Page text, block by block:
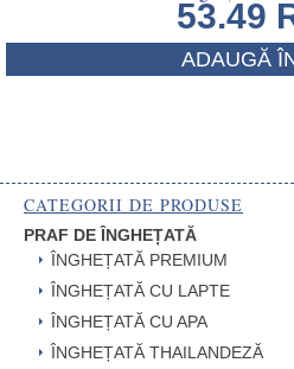
53.49
ADAUGĂ
CATEGORII DE PRODUSE
PRAF DE ÎNGHEȚATĂ
ÎNGHEȚATĂ PREMIUM
ÎNGHEȚATĂ CU LAPTE
ÎNGHEȚATĂ CU APA
ÎNGHEȚATĂ THAILANDEZĂ